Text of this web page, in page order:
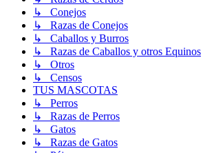
↳ Conejos
↳ Razas de Conejos
↳ Caballos y Burros
↳ Razas de Caballos y otros Equinos
↳ Otros
↳ Censos
TUS MASCOTAS
↳ Perros
↳ Razas de Perros
↳ Gatos
↳ Razas de Gatos